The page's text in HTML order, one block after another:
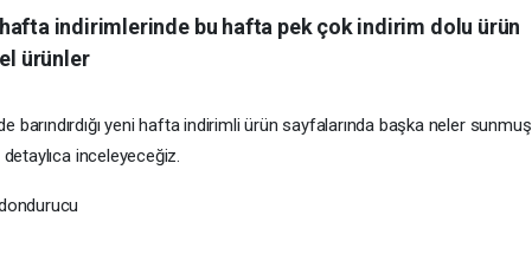
indirimlerinde bu hafta pek çok indirim dolu ürün
ürünler
barındırdığı yeni hafta indirimli ürün sayfalarında başka neler sunmuş
inceleyeceğiz.